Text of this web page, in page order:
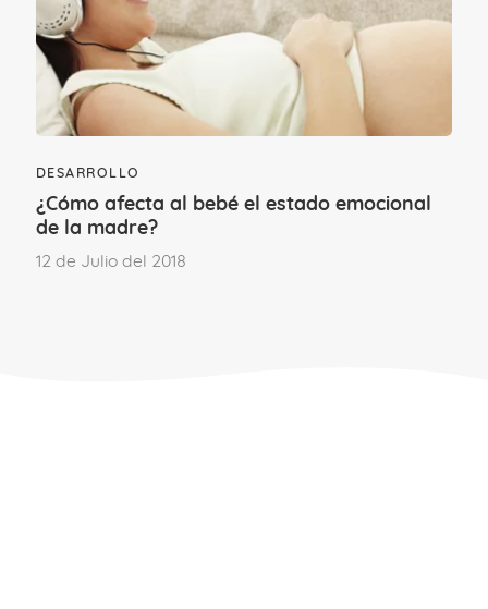
Placenta previa.
Desprendimiento de placenta.
Cuello uterino débil.
Preeclampsia.
DESARROLLO
¿Cómo afecta al bebé el estado emocional
de la madre?
12 de Julio del 2018